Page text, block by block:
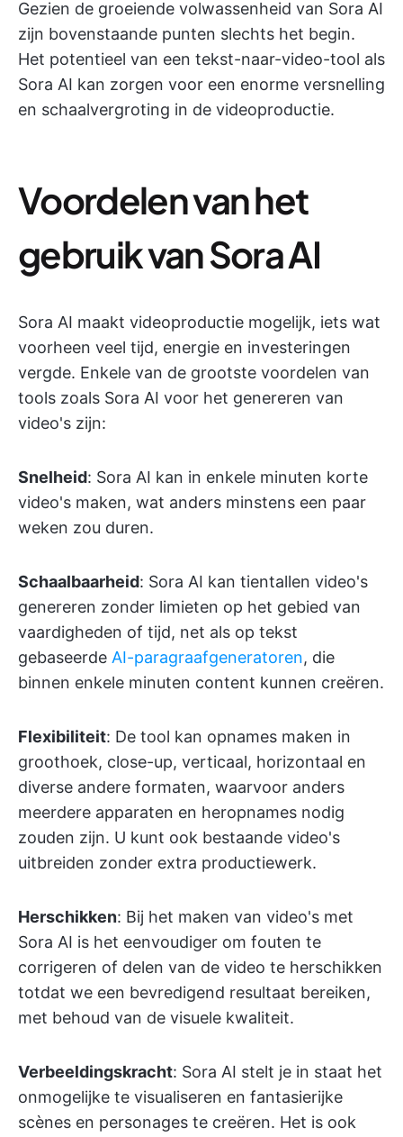
Gezien de groeiende volwassenheid van Sora AI
zijn bovenstaande punten slechts het begin.
Het potentieel van een tekst-naar-video-tool als
Sora AI kan zorgen voor een enorme versnelling
en schaalvergroting in de videoproductie.
Voordelen van het
gebruik van Sora AI
Sora AI maakt videoproductie mogelijk, iets wat
voorheen veel tijd, energie en investeringen
vergde. Enkele van de grootste voordelen van
tools zoals Sora AI voor het genereren van
video's zijn:
Snelheid: Sora AI kan in enkele minuten korte
video's maken, wat anders minstens een paar
weken zou duren.
Schaalbaarheid: Sora AI kan tientallen video's
genereren zonder limieten op het gebied van
vaardigheden of tijd, net als op tekst
gebaseerde AI-paragraafgeneratoren, die
binnen enkele minuten content kunnen creëren.
Flexibiliteit: De tool kan opnames maken in
groothoek, close-up, verticaal, horizontaal en
diverse andere formaten, waarvoor anders
meerdere apparaten en heropnames nodig
zouden zijn. U kunt ook bestaande video's
uitbreiden zonder extra productiewerk.
Herschikken: Bij het maken van video's met
Sora AI is het eenvoudiger om fouten te
corrigeren of delen van de video te herschikken
totdat we een bevredigend resultaat bereiken,
met behoud van de visuele kwaliteit.
Verbeeldingskracht: Sora AI stelt je in staat het
onmogelijke te visualiseren en fantasierijke
scènes en personages te creëren. Het is ook